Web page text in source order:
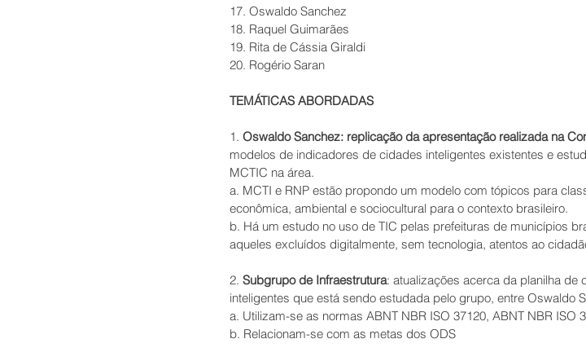
17. Oswaldo Sanchez
18. Raquel Guimarães
19. Rita de Cássia Giraldi
20. Rogério Saran
TEMÁTICAS ABORDADAS
1. Oswaldo Sanchez: replicação da apresentação realizada na
modelos de indicadores de cidades inteligentes existentes e
MCTIC na área.
a. MCTI e RNP estão propondo um modelo com tópicos para
econômica, ambiental e sociocultural para o contexto brasileiro.
b. Há um estudo no uso de TIC pelas prefeituras de municípios
aqueles excluídos digitalmente, sem tecnologia, atentos ao
2. Subgrupo de Infraestrutura: atualizações acerca da planilha
inteligentes que está sendo estudada pelo grupo, entre Oswaldo
a. Utilizam-se as normas ABNT NBR ISO 37120, ABNT NBR ISO
b. Relacionam-se com as metas dos ODS